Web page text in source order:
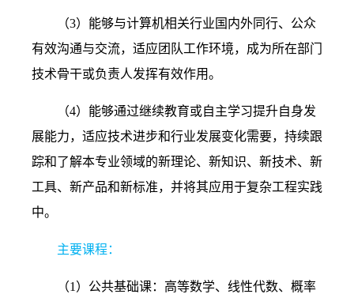
（3）能够与计算机相关行业国内外同行、公众
有效沟通与交流，适应团队工作环境，成为所在部门
技术骨干或负责人发挥有效作用。
（4）能够通过继续教育或自主学习提升自身发
展能力，适应技术进步和行业发展变化需要，持续跟
踪和了解本专业领域的新理论、新知识、新技术、新
工具、新产品和新标准，并将其应用于复杂工程实践
中。
主要课程：
（1 ）公共基础课：高等数学、线性代数、概率